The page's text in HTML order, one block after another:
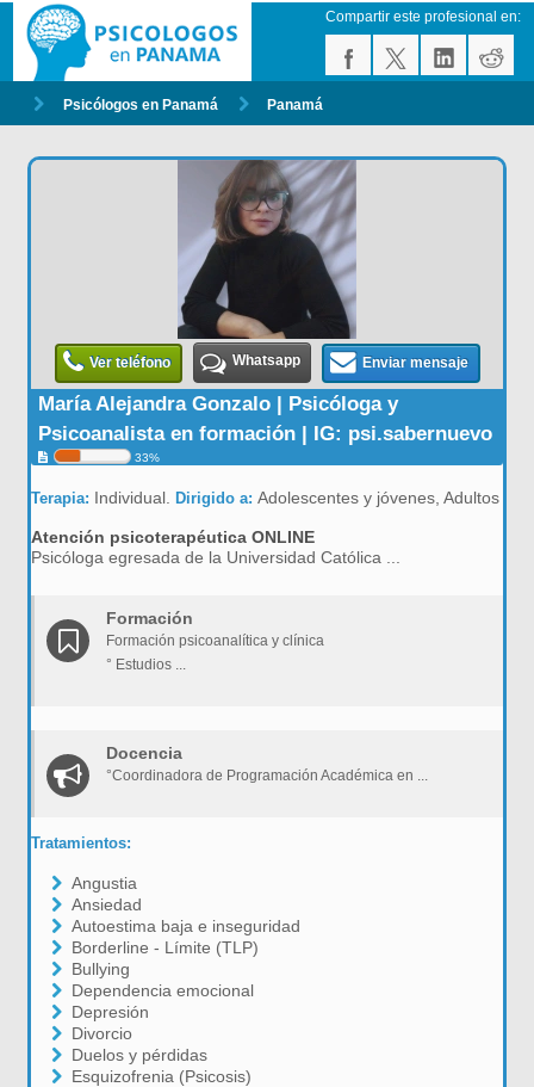
Compartir este profesional en:
Psicólogos en Panamá Panamá
Ver teléfono Whatsapp Enviar mensaje
María Alejandra Gonzalo | Psicóloga y
Psicoanalista en formación | IG: psi.sabernuevo
33%
Terapia: Individual.Dirigido a:Adolescentes y jóvenes, Adultos
Atención psicoterapéutica ONLINE
Psicóloga egresada de la Universidad Católica ...
Formación
Formación psicoanalítica y clínica
° Estudios ...
Docencia
°Coordinadora de Programación Académica en ...
Tratamientos:
Angustia
Ansiedad
Autoestima baja e inseguridad
Borderline - Límite (TLP)
Bullying
Dependencia emocional
Depresión
Divorcio
Duelos y pérdidas
Esquizofrenia (Psicosis)